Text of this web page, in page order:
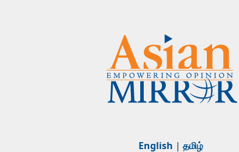
English | தமிழ்